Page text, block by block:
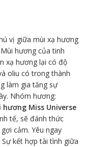
vị giữa mùi xạ hương
hương của tinh
xạ hương lại có độ
oliu có trong thành
làm gia tăng sự
Nhóm hương:
hương Miss Universe
tế, sẽ đánh thức
cảm. Yêu ngay
kết hợp tài tình giữa